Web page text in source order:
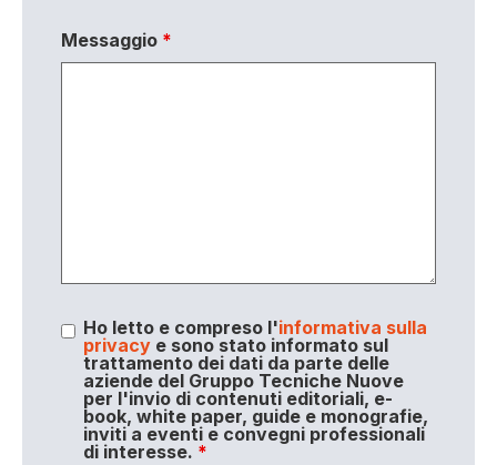
Messaggio *
Ho letto e compreso l'informativa sulla
privacye sono stato informato sul
trattamento dei dati da parte delle
aziende del Gruppo Tecniche Nuove
per l'invio di contenuti editoriali, e-
book, white paper, guide e monografie,
inviti a eventi e convegni professionali
di interesse. *